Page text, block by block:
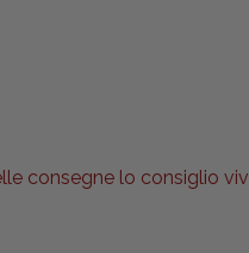
consegne lo consiglio